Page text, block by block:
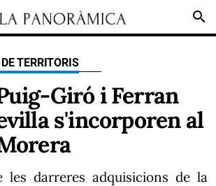
search
TERRITORIS
Giró i Ferran
s'incorporen al
les darreres adquisicions de la